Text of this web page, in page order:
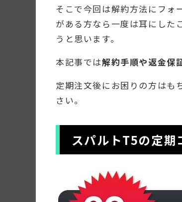
そこで今回は解約方法にフォ
がある方なら一度は耳にした
うと思います。
本記事では解約手順や返金保
定期注文後にお困りの方はも
さい。
スパルトT5の定期